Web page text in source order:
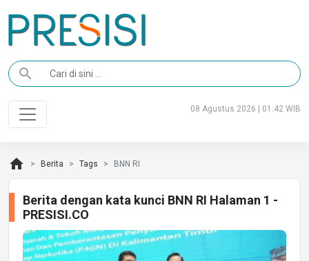
search
08 Agustus 2026 | 01:42 WIB
home Berita Tags BNN RI
Berita dengan kata kunci BNN RI Halaman 1 -
PRESISI.CO